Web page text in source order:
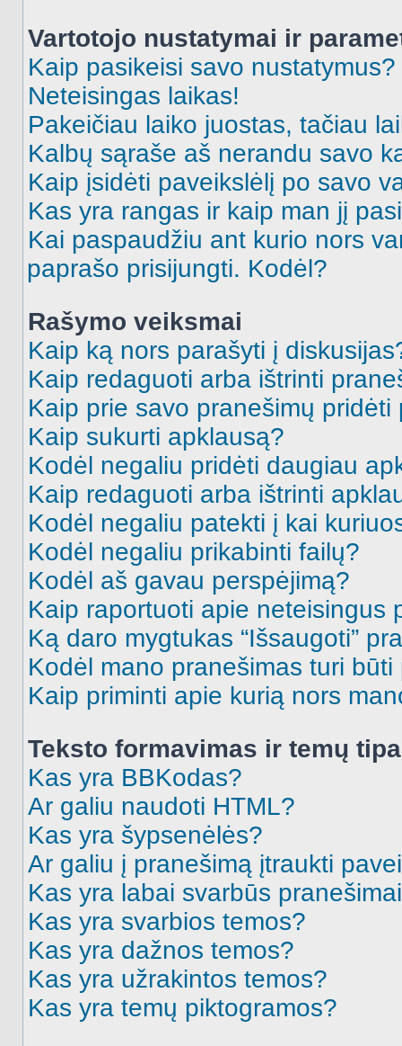
Vartotojo nustatymai ir
Kaip pasikeisi savo nustatymus?
Neteisingas laikas!
Pakeičiau laiko juostas, tačiau
Kalbų sąraše aš nerandu savo
Kaip įsidėti paveikslėlį po savo
Kas yra rangas ir kaip man jį
Kai paspaudžiu ant kurio nors
paprašo prisijungti. Kodėl?
Rašymo veiksmai
Kaip ką nors parašyti į
Kaip redaguoti arba ištrinti
Kaip prie savo pranešimų pridėti
Kaip sukurti apklausą?
Kodėl negaliu pridėti daugiau
Kaip redaguoti arba ištrinti
Kodėl negaliu patekti į kai
Kodėl negaliu prikabinti failų?
Kodėl aš gavau perspėjimą?
Kaip raportuoti apie neteisingus
Ką daro mygtukas “Išsaugoti”
Kodėl mano pranešimas turi būti
Kaip priminti apie kurią nors
Teksto formavimas ir temų
Kas yra BBKodas?
Ar galiu naudoti HTML?
Kas yra šypsenėlės?
Ar galiu į pranešimą įtraukti
Kas yra labai svarbūs
Kas yra svarbios temos?
Kas yra dažnos temos?
Kas yra užrakintos temos?
Kas yra temų piktogramos?